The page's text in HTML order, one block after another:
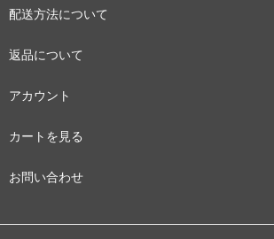
配送方法について
返品について
アカウント
カートを見る
お問い合わせ